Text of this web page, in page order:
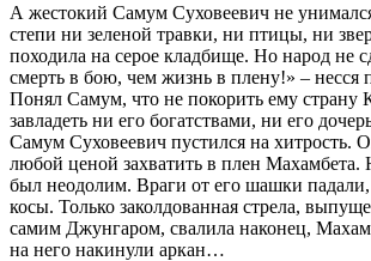
А жестокий Самум Суховеевич не
степи ни зеленой травки, ни птицы, ни
походила на серое кладбище. Но народ не
смерть в бою, чем жизнь в плену!» – несся
Понял Самум, что не покорить ему страну
завладеть ни его богатствами, ни его
Самум Суховеевич пустился на хитрость.
любой ценой захватить в плен
был неодолим. Враги от его шашки падали,
косы. Только заколдованная стрела,
самим Джунгаром, свалила наконец,
на него накинули аркан…